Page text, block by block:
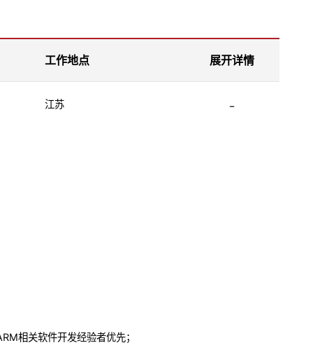
工作地点 展开详情
江苏
相关软件开发经验者优先；